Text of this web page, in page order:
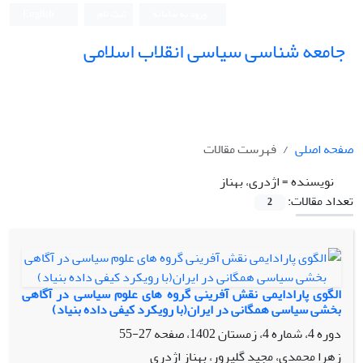
جامعه شناسی سیاسی انقلاب اسلامی
صفحه اصلی
فهرست مقالات
نویسنده =اژدری، بهناز
تعداد مقالات:
2
الگوی پارادایمی نقش آفرینی گروه های علوم سیاسی در آگاهی
بخشی سیاسی همگانی در ایران(با رویکرد کیفی داده بنیاد)
دوره 4، شماره 4، زمستان 1402، صفحه
27-55
زهرا محمدی، مجید گلپرور، بهناز اژدری